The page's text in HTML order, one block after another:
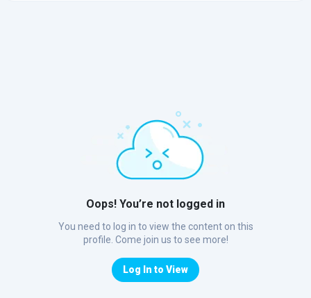
Oops! You’re not logged in
You need to log in to view the content on this
profile. Come join us to see more!
Log In to View